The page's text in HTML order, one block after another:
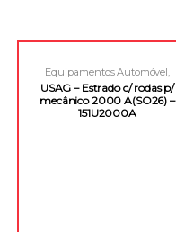
Equipamentos Automóvel
Equipamentos e Acessórios
USAG – Estrado c/ rodas p/
mecânico 2000 A(SO26) –
151U2000A